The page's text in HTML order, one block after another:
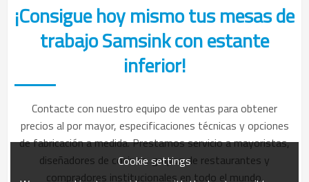
¡Consigue hoy mismo tus mesas de
trabajo Samsink con estante
inferior!
Contacte con nuestro equipo de ventas para obtener
precios al por mayor, especificaciones técnicas y opciones
de fabricación a medida. Prestamos servicio a mayoristas,
diseñadores de cocinas, grupos de restaurantes y
compradores institucionales en todo el mundo.
Cookie settings